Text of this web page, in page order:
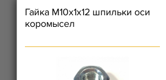
Гайка М10х1х12 шпильки оси
коромысел